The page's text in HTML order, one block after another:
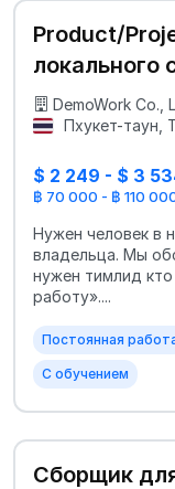
Product/
локального
DemoWork Co.,
Пхукет-таун,
$ 2 249 - $ 3
฿ 70 000 - ฿ 110
Нужен человек в
владельца. Мы
нужен тимлид
работу»....
Постоянная
С обучением
Сборщик